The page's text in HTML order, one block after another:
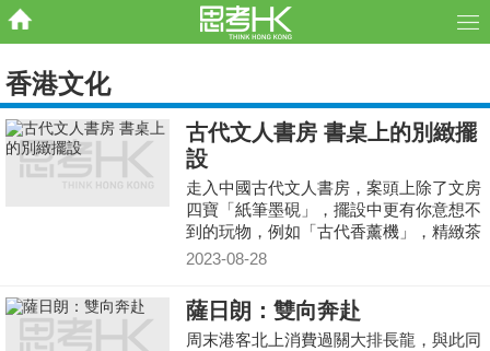
香港文化
古代文人書房 書桌上的別緻擺
設
走入中國古代文人書房，案頭上除了文房
四寶「紙筆墨硯」，擺設中更有你意想不
到的玩物，例如「古代香薰機」，精緻茶
壺，陶泥製的小玩具以及玉製枕腕等等。
2023-08-28
薩日朗：雙向奔赴
周末港客北上消費過關大排長龍，與此同